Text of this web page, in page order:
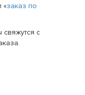
«заказ по
с